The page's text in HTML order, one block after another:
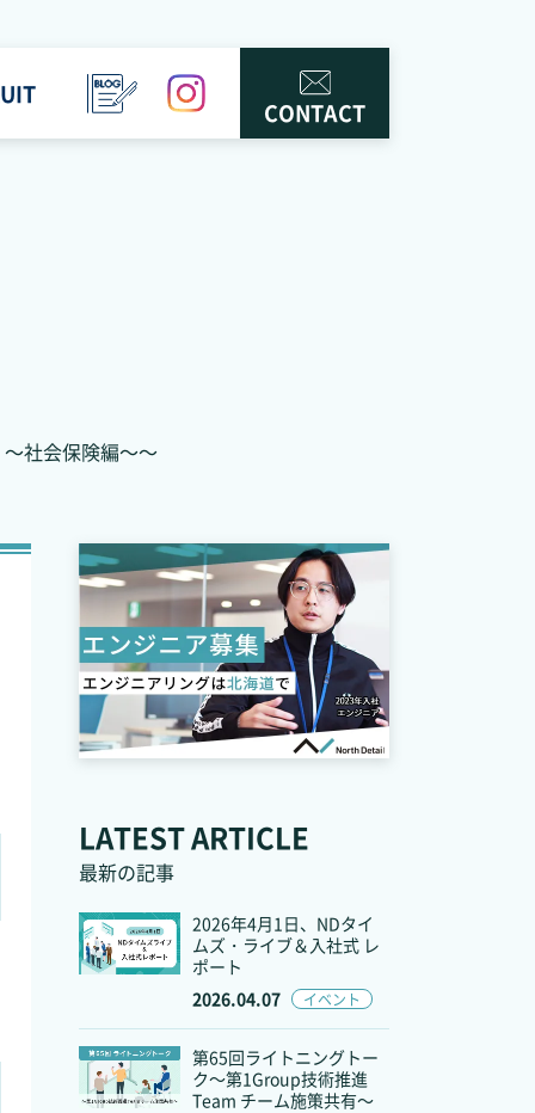
BLOG instagramCONTACT
社会保険編～～
LATEST ARTICLE
最新の記事
2026.04.07 イベント
2026年4月1日、NDタイ
ムズ・ライブ＆入社式 レ
ポート
第65回ライトニングトー
ク～第1Group技術推進
Team チーム施策共有～